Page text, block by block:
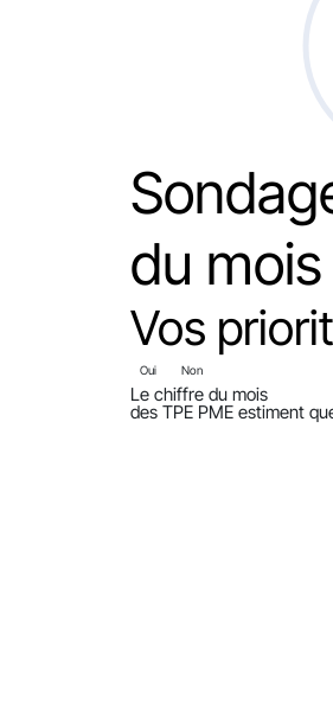
du mois
Vos
Oui Non
Le chiffre du mois
des TPE PME estiment